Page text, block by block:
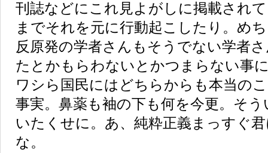
刊誌などにこれ見よがしに掲載され
までそれを元に行動起こしたり。め
反原発の学者さんもそうでない学者
たとかもらわないとかつまらない事
ワシら国民にはどちらからも本当の
事実。鼻薬も袖の下も何を今更。そ
いたくせに。あ、純粋正義まっすぐ
な。